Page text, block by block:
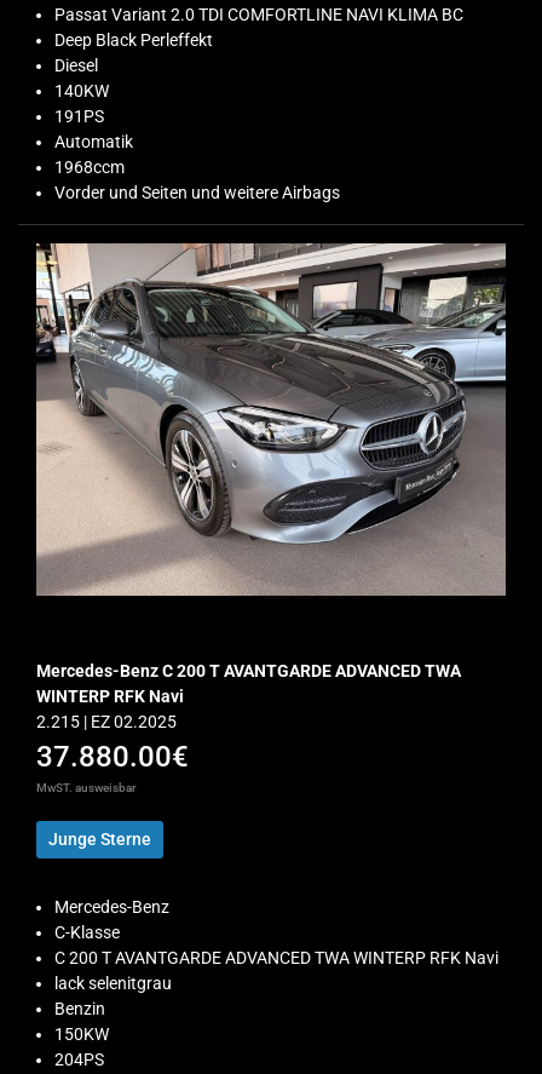
Passat Variant 2.0 TDI COMFORTLINE NAVI KLIMA BC
Deep Black Perleffekt
Diesel
140KW
191PS
Automatik
1968ccm
Vorder und Seiten und weitere Airbags
Mercedes-Benz C 200 T AVANTGARDE ADVANCED TWA
WINTERP RFK Navi
2.215 | EZ 02.2025
37.880.00€
MwST. ausweisbar
Junge Sterne
Mercedes-Benz
C-Klasse
C 200 T AVANTGARDE ADVANCED TWA WINTERP RFK Navi
lack selenitgrau
Benzin
150KW
204PS